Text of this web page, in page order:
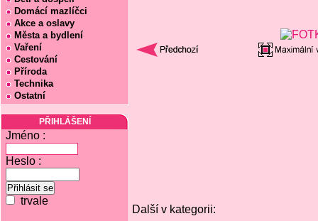
Domácí mazlíčci
Akce a oslavy
Města a bydlení
Vaření
Cestování
Příroda
Technika
Ostatní
PŘIHLÁŠENÍ
Jméno :
Heslo :
trvale
Další v kategorii: